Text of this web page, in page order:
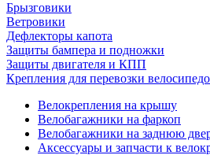
Брызговики
Ветровики
Дефлекторы капота
Защиты бампера и подножки
Защиты двигателя и КПП
Крепления для перевозки
Велокрепления на крышу
Велобагажники на фаркоп
Велобагажники на заднюю
Аксессуары и запчасти к